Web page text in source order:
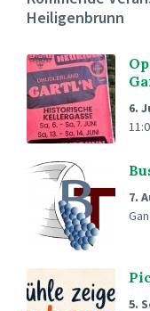
Heiligenbrunn
6.
7.
5.